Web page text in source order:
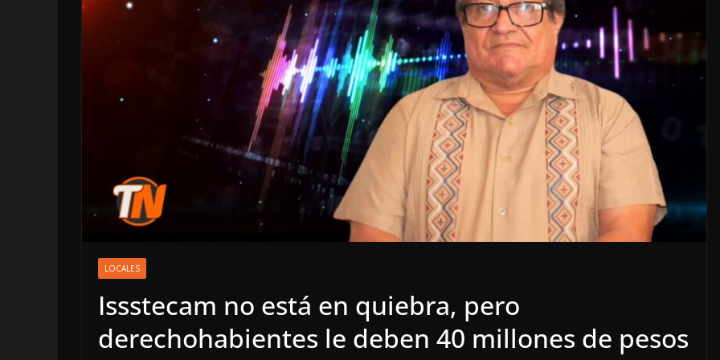
LOCALES
Issstecam no está en quiebra, pero
derechohabientes le deben 40 millones de pesos
OPINIÓN
6 agosto, 2026
OPINIÓN
7 agosto, 2026